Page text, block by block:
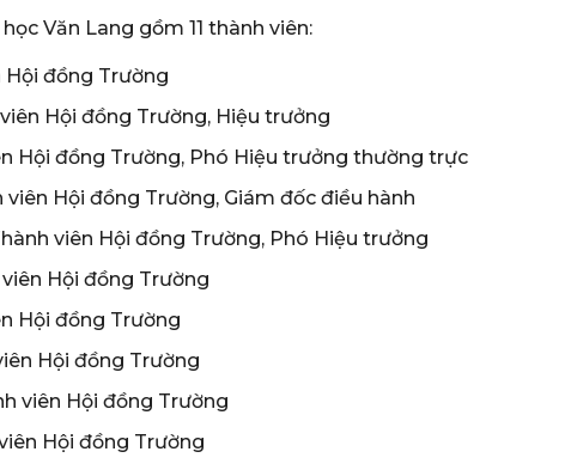
Văn Lang gồm 11 thành viên:
Hội đồng Trường
Hội đồng Trường, Hiệu trưởng
Hội đồng Trường, Phó Hiệu trưởng thường trực
Hội đồng Trường, Giám đốc điều hành
viên Hội đồng Trường, Phó Hiệu trưởng
Hội đồng Trường
Hội đồng Trường
Hội đồng Trường
viên Hội đồng Trường
Hội đồng Trường